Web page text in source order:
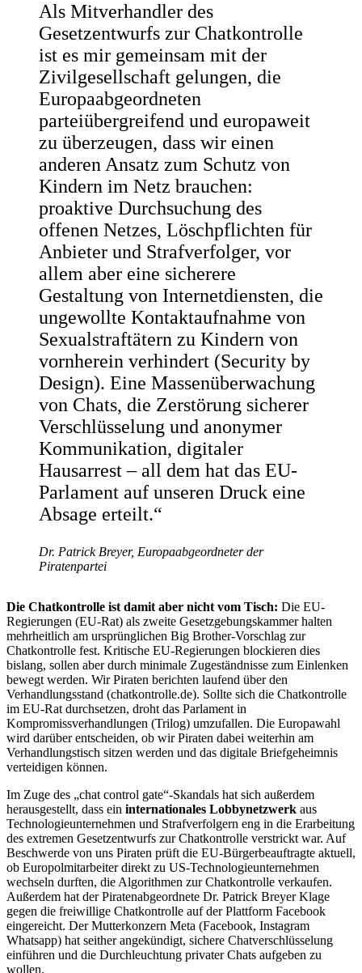
Als Mitverhandler des
Gesetzentwurfs zur Chatkontrolle
ist es mir gemeinsam mit der
Zivilgesellschaft gelungen, die
Europaabgeordneten
parteiübergreifend und europaweit
zu überzeugen, dass wir einen
anderen Ansatz zum Schutz von
Kindern im Netz brauchen:
proaktive Durchsuchung des
offenen Netzes, Löschpflichten für
Anbieter und Strafverfolger, vor
allem aber eine sicherere
Gestaltung von Internetdiensten, die
ungewollte Kontaktaufnahme von
Sexualstraftätern zu Kindern von
vornherein verhindert (Security by
Design). Eine Massenüberwachung
von Chats, die Zerstörung sicherer
Verschlüsselung und anonymer
Kommunikation, digitaler
Hausarrest – all dem hat das EU-
Parlament auf unseren Druck eine
Absage erteilt.“
Dr. Patrick Breyer, Europaabgeordneter der
Piratenpartei
Die Chatkontrolle ist damit aber nicht vom Tisch: Die EU-
Regierungen (EU-Rat) als zweite Gesetzgebungskammer halten
mehrheitlich am ursprünglichen Big Brother-Vorschlag zur
Chatkontrolle fest. Kritische EU-Regierungen blockieren dies
bislang, sollen aber durch minimale Zugeständnisse zum Einlenken
bewegt werden. Wir Piraten berichten laufend über den
Verhandlungsstand (chatkontrolle.de). Sollte sich die Chatkontrolle
im EU-Rat durchsetzen, droht das Parlament in
Kompromissverhandlungen (Trilog) umzufallen. Die Europawahl
wird darüber entscheiden, ob wir Piraten dabei weiterhin am
Verhandlungstisch sitzen werden und das digitale Briefgeheimnis
verteidigen können.
Im Zuge des „chat control gate“-Skandals hat sich außerdem
herausgestellt, dass ein internationales Lobbynetzwerk aus
Technologieunternehmen und Strafverfolgern eng in die Erarbeitung
des extremen Gesetzentwurfs zur Chatkontrolle verstrickt war. Auf
Beschwerde von uns Piraten prüft die EU-Bürgerbeauftragte aktuell,
ob Europolmitarbeiter direkt zu US-Technologieunternehmen
wechseln durften, die Algorithmen zur Chatkontrolle verkaufen.
Außerdem hat der Piratenabgeordnete Dr. Patrick Breyer Klage
gegen die freiwillige Chatkontrolle auf der Plattform Facebook
eingereicht. Der Mutterkonzern Meta (Facebook, Instagram
Whatsapp) hat seither angekündigt, sichere Chatverschlüsselung
einführen und die Durchleuchtung privater Chats aufgeben zu
wollen.